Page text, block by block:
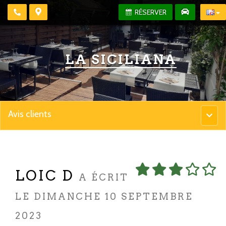
RÉSERVER
LA SICILIANA
Menu
Avis clients
LOIC D
A ÉCRIT
LE DIMANCHE 10 SEPTEMBRE
2023